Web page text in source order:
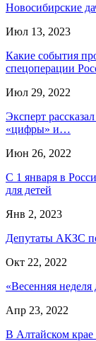
Новосибирские
Июл 13, 2023
Какие события
спецоперации
Июл 29, 2022
Эксперт
«цифры» и…
Июн 26, 2022
С 1 января в
для детей
Янв 2, 2023
Депутаты АКЗС
Окт 22, 2022
«Весенняя неделя
Апр 23, 2022
В Алтайском крае